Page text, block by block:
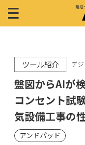
建設
ツール紹介 デ
盤図からAIが
コンセント試
気設備工事の
アンドパッド